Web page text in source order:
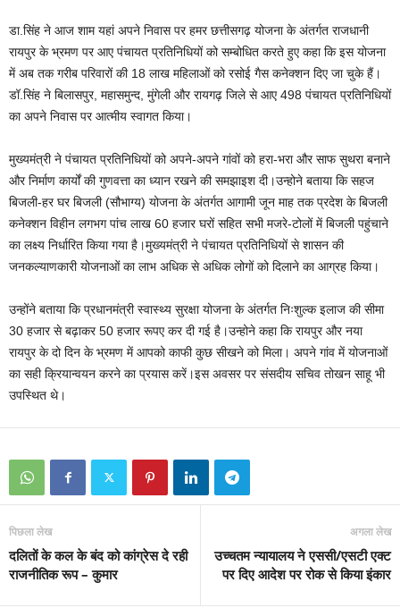
डा.सिंह ने आज शाम यहां अपने निवास पर हमर छत्तीसगढ़ योजना के अंतर्गत राजधानी
रायपुर के भ्रमण पर आए पंचायत प्रतिनिधियों को सम्बोधित करते हुए कहा कि इस योजना
में अब तक गरीब परिवारों की 18 लाख महिलाओं को रसोई गैस कनेक्शन दिए जा चुके हैं।
डॉ.सिंह ने बिलासपुर, महासमुन्द, मुंगेली और रायगढ़ जिले से आए 498 पंचायत प्रतिनिधियों
का अपने निवास पर आत्मीय स्वागत किया।
मुख्यमंत्री ने पंचायत प्रतिनिधियों को अपने-अपने गांवों को हरा-भरा और साफ सुथरा बनाने
और निर्माण कार्यों की गुणवत्ता का ध्यान रखने की समझाइश दी।उन्होने बताया कि सहज
बिजली-हर घर बिजली (सौभाग्य) योजना के अंतर्गत आगामी जून माह तक प्रदेश के बिजली
कनेक्शन विहीन लगभग पांच लाख 60 हजार घरों सहित सभी मजरे-टोलों में बिजली पहुंचाने
का लक्ष्य निर्धारित किया गया है।मुख्यमंत्री ने पंचायत प्रतिनिधियों से शासन की
जनकल्याणकारी योजनाओं का लाभ अधिक से अधिक लोगों को दिलाने का आग्रह किया।
उन्होंने बताया कि प्रधानमंत्री स्वास्थ्य सुरक्षा योजना के अंतर्गत निःशुल्क इलाज की सीमा
30 हजार से बढ़ाकर 50 हजार रूपए कर दी गई है।उन्होने कहा कि रायपुर और नया
रायपुर के दो दिन के भ्रमण में आपको काफी कुछ सीखने को मिला। अपने गांव में योजनाओं
का सही क्रियान्वयन करने का प्रयास करें।इस अवसर पर संसदीय सचिव तोखन साहू भी
उपस्थित थे।
पिछला लेख
दलितों के कल के बंद को कांग्रेस दे रही
राजनीतिक रूप – कुमार
अगला लेख
उच्चतम न्यायालय ने एससी/एसटी एक्ट
पर दिए आदेश पर रोक से किया इंकार